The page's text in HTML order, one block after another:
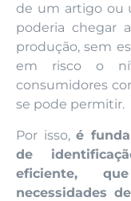
de um artigo ou
poderia chegar
produção, sem
em risco o
consumidores
se pode permitir.
Por isso,é
de
eficiente,
necessidades